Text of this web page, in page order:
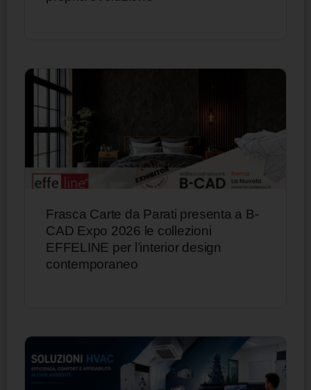
Frasca Carte da Parati presenta a B-
CAD Expo 2026 le collezioni
EFFELINE per l’interior design
contemporaneo